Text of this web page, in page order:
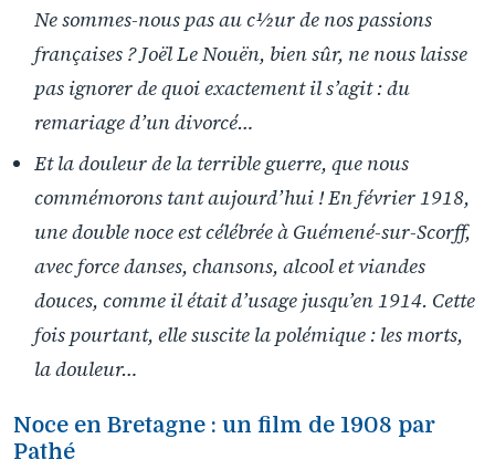
Ne sommes-nous pas au c½ur de nos passions
françaises ? Joël Le Nouën, bien sûr, ne nous laisse
pas ignorer de quoi exactement il s’agit : du
remariage d’un divorcé…
Et la douleur de la terrible guerre, que nous
commémorons tant aujourd’hui ! En février 1918,
une double noce est célébrée à Guémené-sur-Scorff,
avec force danses, chansons, alcool et viandes
douces, comme il était d’usage jusqu’en 1914. Cette
fois pourtant, elle suscite la polémique : les morts,
la douleur…
Noce en Bretagne : un film de 1908 par
Pathé